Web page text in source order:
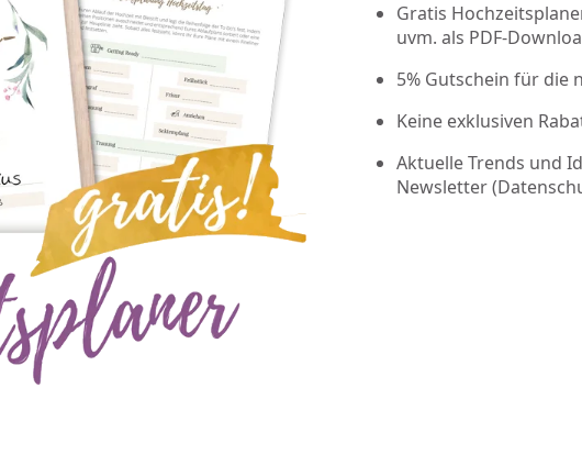
Gratis
uvm. als PDF-
5% Gutschein für die
Keine exklusiven
Aktuelle Trends und
Newsletter (